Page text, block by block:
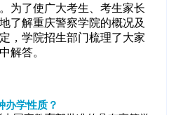
为了使广大考生、考生家长
了解重庆警察学院的概况及
，学院招生部门梳理了大家
解答。
办学性质？